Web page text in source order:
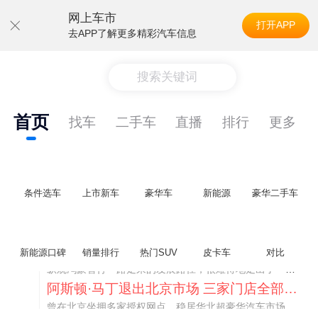
网上车市
去APP了解更多精彩汽车信息
打开APP
搜索关键词
首页 找车 二手车 直播 排行 更多
条件选车 上市新车 豪华车 新能源 豪华二手车
新能源口碑 销量排行 热门SUV 皮卡车 对比
阿斯顿·马丁退出北京市场 三家门店全部关闭